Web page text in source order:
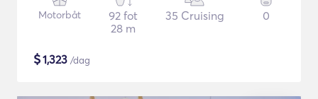
Motorbåt
92 fot
28 m
35 Cruising 0
$1,323 /dag